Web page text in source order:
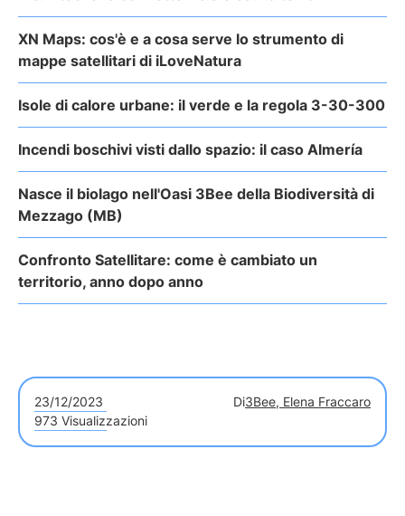
XN Maps: cos'è e a cosa serve lo strumento di
mappe satellitari di iLoveNatura
Isole di calore urbane: il verde e la regola 3-30-300
Incendi boschivi visti dallo spazio: il caso Almería
Nasce il biolago nell'Oasi 3Bee della Biodiversità di
Mezzago (MB)
Confronto Satellitare: come è cambiato un
territorio, anno dopo anno
23/12/2023 Di3Bee, Elena Fraccaro
973 Visualizzazioni